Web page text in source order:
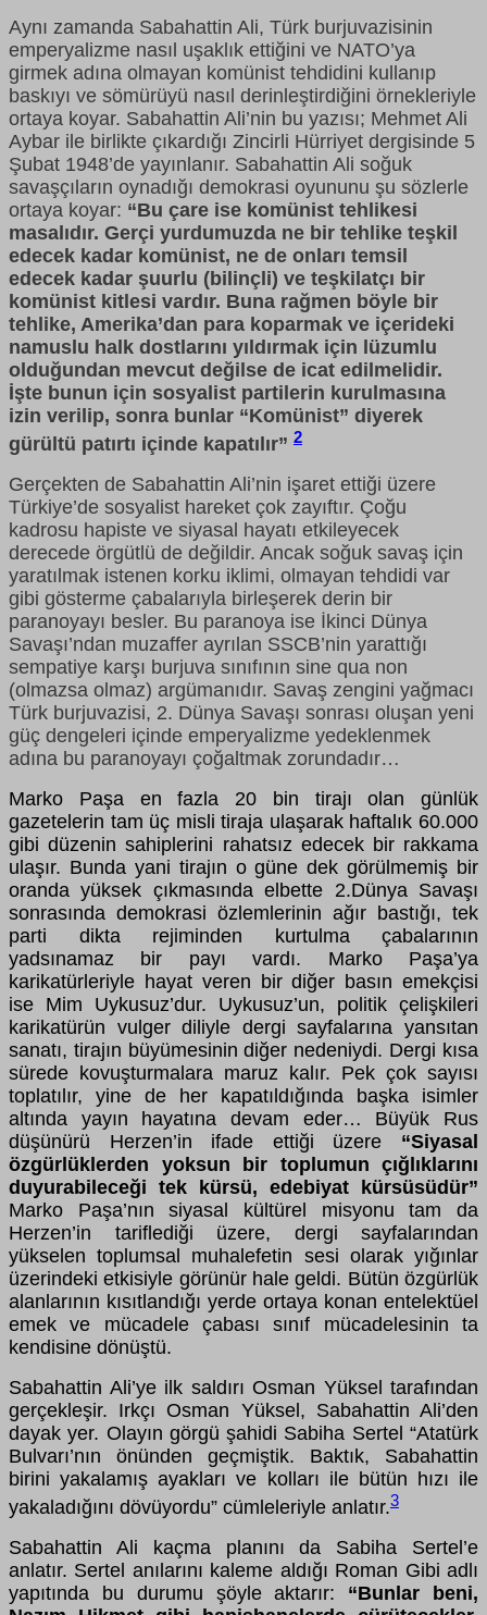
Aynı zamanda Sabahattin Ali, Türk burjuvazisinin
emperyalizme nasıl uşaklık ettiğini ve NATO’ya
girmek adına olmayan komünist tehdidini kullanıp
baskıyı ve sömürüyü nasıl derinleştirdiğini örnekleriyle
ortaya koyar. Sabahattin Ali’nin bu yazısı; Mehmet Ali
Aybar ile birlikte çıkardığı Zincirli Hürriyet dergisinde 5
Şubat 1948’de yayınlanır. Sabahattin Ali soğuk
savaşçıların oynadığı demokrasi oyununu şu sözlerle
ortaya koyar: “Bu çare ise komünist tehlikesi
masalıdır. Gerçi yurdumuzda ne bir tehlike teşkil
edecek kadar komünist, ne de onları temsil
edecek kadar şuurlu (bilinçli) ve teşkilatçı bir
komünist kitlesi vardır. Buna rağmen böyle bir
tehlike, Amerika’dan para koparmak ve içerideki
namuslu halk dostlarını yıldırmak için lüzumlu
olduğundan mevcut değilse de icat edilmelidir.
İşte bunun için sosyalist partilerin kurulmasına
izin verilip, sonra bunlar “Komünist” diyerek
gürültü patırtı içinde kapatılır” 2
Gerçekten de Sabahattin Ali’nin işaret ettiği üzere
Türkiye’de sosyalist hareket çok zayıftır. Çoğu
kadrosu hapiste ve siyasal hayatı etkileyecek
derecede örgütlü de değildir. Ancak soğuk savaş için
yaratılmak istenen korku iklimi, olmayan tehdidi var
gibi gösterme çabalarıyla birleşerek derin bir
paranoyayı besler. Bu paranoya ise İkinci Dünya
Savaşı’ndan muzaffer ayrılan SSCB’nin yarattığı
sempatiye karşı burjuva sınıfının sine qua non
(olmazsa olmaz) argümanıdır. Savaş zengini yağmacı
Türk burjuvazisi, 2. Dünya Savaşı sonrası oluşan yeni
güç dengeleri içinde emperyalizme yedeklenmek
adına bu paranoyayı çoğaltmak zorundadır…
Marko Paşa en fazla 20 bin tirajı olan günlük
gazetelerin tam üç misli tiraja ulaşarak haftalık 60.000
gibi düzenin sahiplerini rahatsız edecek bir rakkama
ulaşır. Bunda yani tirajın o güne dek görülmemiş bir
oranda yüksek çıkmasında elbette 2.Dünya Savaşı
sonrasında demokrasi özlemlerinin ağır bastığı, tek
parti dikta rejiminden kurtulma çabalarının
yadsınamaz bir payı vardı. Marko Paşa’ya
karikatürleriyle hayat veren bir diğer basın emekçisi
ise Mim Uykusuz’dur. Uykusuz’un, politik çelişkileri
karikatürün vulger diliyle dergi sayfalarına yansıtan
sanatı, tirajın büyümesinin diğer nedeniydi. Dergi kısa
sürede kovuşturmalara maruz kalır. Pek çok sayısı
toplatılır, yine de her kapatıldığında başka isimler
altında yayın hayatına devam eder… Büyük Rus
düşünürü Herzen’in ifade ettiği üzere “Siyasal
özgürlüklerden yoksun bir toplumun çığlıklarını
duyurabileceği tek kürsü, edebiyat kürsüsüdür”
Marko Paşa’nın siyasal kültürel misyonu tam da
Herzen’in tariflediği üzere, dergi sayfalarından
yükselen toplumsal muhalefetin sesi olarak yığınlar
üzerindeki etkisiyle görünür hale geldi. Bütün özgürlük
alanlarının kısıtlandığı yerde ortaya konan entelektüel
emek ve mücadele çabası sınıf mücadelesinin ta
kendisine dönüştü.
Sabahattin Ali’ye ilk saldırı Osman Yüksel tarafından
gerçekleşir. Irkçı Osman Yüksel, Sabahattin Ali’den
dayak yer. Olayın görgü şahidi Sabiha Sertel “Atatürk
Bulvarı’nın önünden geçmiştik. Baktık, Sabahattin
birini yakalamış ayakları ve kolları ile bütün hızı ile
yakaladığını dövüyordu” cümleleriyle anlatır.3
Sabahattin Ali kaçma planını da Sabiha Sertel’e
anlatır. Sertel anılarını kaleme aldığı Roman Gibi adlı
yapıtında bu durumu şöyle aktarır: “Bunlar beni,